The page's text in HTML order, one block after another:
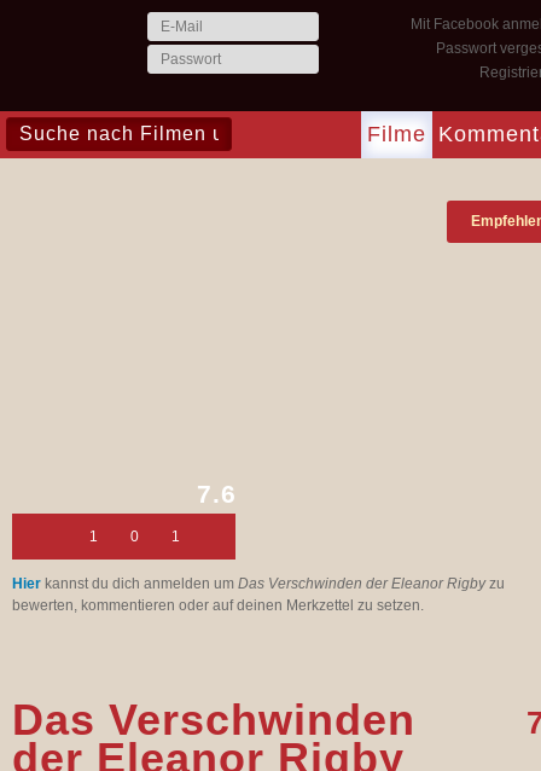
Mit Facebook
Passwort
Filme
7.6
1 0 1
Hier kannst du dich anmelden um Das Verschwinden der Eleanor Rigbyzu
bewerten, kommentieren oder auf deinen Merkzettel zu setzen.
Das Verschwinden
der Eleanor Rigby